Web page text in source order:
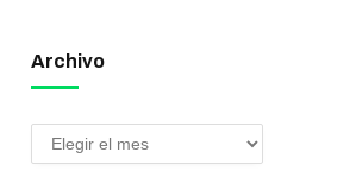
Archivo